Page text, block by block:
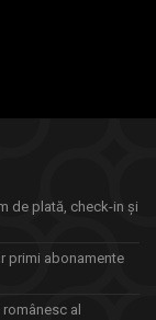
de plată, check-in și
primi abonamente
al